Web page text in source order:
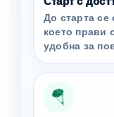
До старта се
което прави
удобна за
🪂